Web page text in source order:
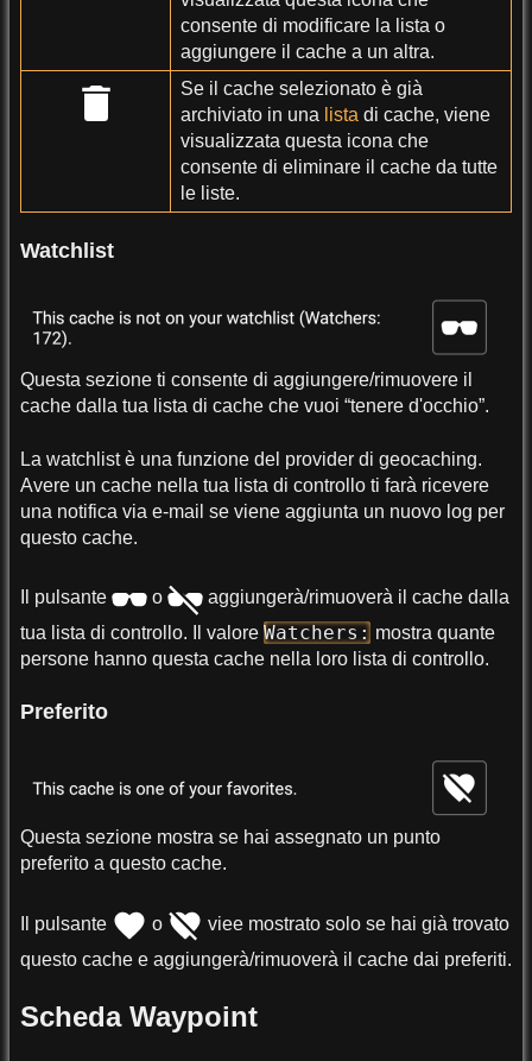
consente di modificare la lista o
aggiungere il cache a un altra.
Se il cache selezionato è già
archiviato in una lista di cache, viene
visualizzata questa icona che
consente di eliminare il cache da tutte
le liste.
Watchlist
Questa sezione ti consente di aggiungere/rimuovere il
cache dalla tua lista di cache che vuoi “tenere d'occhio”.
La watchlist è una funzione del provider di geocaching.
Avere un cache nella tua lista di controllo ti farà ricevere
una notifica via e-mail se viene aggiunta un nuovo log per
questo cache.
Il pulsante o
aggiungerà/rimuoverà il cache dalla
tua lista di controllo. Il valore Watchers: mostra quante
persone hanno questa cache nella loro lista di controllo.
Preferito
Questa sezione mostra se hai assegnato un punto
preferito a questo cache.
Il pulsante o
viee mostrato solo se hai già trovato
questo cache e aggiungerà/rimuoverà il cache dai preferiti.
Scheda Waypoint